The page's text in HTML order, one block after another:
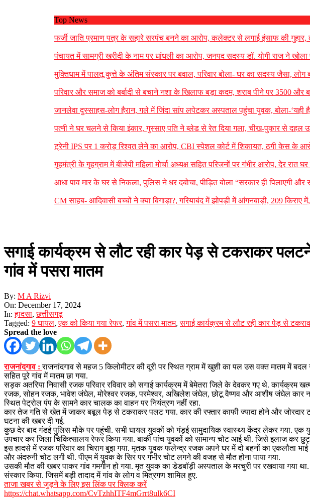
Top News
फर्जी जाति प्रमाण पत्र के सहारे सरपंच बनने का आरोप, कलेक्टर से लगाई इंसाफ की गुहार,
पंचायत में सामग्री खरीदी के नाम पर धांधली का आरोप, जनपद सदस्य डॉ. योगी राज ने
मुक्तिधाम में पालतू कुत्ते के अंतिम संस्कार पर बवाल, परिवार बोला- घर का सदस्य जैसा,
परिवार और समाज को बर्बादी से बचाने नशा के खिलाफ बड़ा कदम, शराब पीने पर 3500 और
जानलेवा दुस्साहस-लोग हैरान, गले में जिंदा सांप लपेटकर अस्पताल पहुंचा युवक, बोला-‘यही
पत्नी ने घर चलने से किया इंकार, गुस्साए पति ने ब्लेड से रेत दिया गला, चीख-पुकार से दहल
ट्रेनी IPS पर 1 करोड़ रिश्वत लेने का आरोप, CBI स्पेशल कोर्ट में शिकायत, ठगी केस के
गृहमंत्री के गृहग्राम में बीजेपी महिला मोर्चा अध्यक्ष सहित परिजनों पर गंभीर आरोप, देर रात
आधा पाव मार के घर से निकला, पुलिस ने धर दबोचा, पीड़ित बोला “सरकार ही पिलाएगी और
CM साहब- आदिवासी बच्चों ने क्या बिगाड़ा?, गरियाबंद में झोपड़ी में आंगनबाड़ी, 209
सगाई कार्यक्रम से लौट रही कार पेड़ से टकराकर
गांव में पसरा मातम
By: M A Rizvi
On: December 17, 2024
In: हादसा,छत्तीसगढ़
Tagged: 9 घायल,एक को किया गया रेफर,गांव में पसरा मातम,सगाई कार्यक्रम से लौट रही कार पेड़ से
Spread the love
राजनांदगाव : राजनांदगाव से महज 5 किलोमीटर की दूरी पर स्थित ग्राम में खुशी का पल उस वक्त मातम में
सहित पूरे गांव में मातम छा गया.
सड़क अतरिया निवासी रजक परिवार रविवार को सगाई कार्यक्रम में बेमेतरा जिले के देवकर गए थे.
रजक, सोहन रजक, भावेश जंघेल, मोरेश्वर रजक, परमेश्वर, अखिलेश जंघेल, छोटू वैष्णव और आशीष जंघेल कार
स्थित पेट्रोल पंप के सामने कार चालक का वाहन पर नियंत्रण नहीं रहा.
कार तेज गति से खेत में जाकर बबूल पेड़ से टकराकर पलट गया. कार की रफ्तार काफी ज्यादा होने और
घटना की खबर दी गई.
कुछ देर बाद गंडई पुलिस मौके पर पहुंची. सभी घायल युवकों को गंड़ई सामुदायिक स्वास्थ्य केंद्र लेकर गया.
उपचार कर जिला चिकित्सालय रेफर किया गया. बाकी पांच युवकों को सामान्य चोट आई थी. जिसे इलाज कर
इस हादसे में रजक परिवार का चिराग बुझ गया. मृतक युवक फलेन्द्र रजक अपने घर में दो बहनों का एकलौता
और अंदरुनी चोट लगी थी. पीएम में युवक के सिर पर गंभीर चोट लगने की वजह से मौत होना पाया गया.
उसकी मौत की खबर पाकर गांव गमगीन हो गया. मृत युवक का डेडबॉड़ी अस्पताल के मरचुरी पर रखवाया गया
संस्कार किया. जिसमें बड़ी तादाद में गांव के लोग व मित्रगण शामिल हुए.
ताजा खबर से जुड़ने के लिए इस लिंक पर क्लिक करें
https://chat.whatsapp.com/CvTzhhITF4mGrrt8ulk6CI